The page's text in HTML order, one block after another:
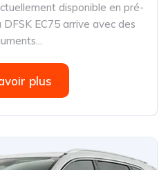
disponible en pré-
EC75 arrive avec des
plus